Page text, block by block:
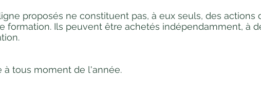
proposés ne constituent pas, à eux seuls, des actions
formation. Ils peuvent être achetés indépendamment, à
à tous moment de l'année.